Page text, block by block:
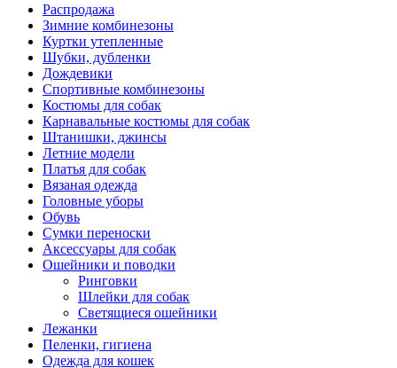
Распродажа
Зимние комбинезоны
Куртки утепленные
Шубки, дубленки
Дождевики
Спортивные комбинезоны
Костюмы для собак
Карнавальные костюмы для собак
Штанишки, джинсы
Летние модели
Платья для собак
Вязаная одежда
Головные уборы
Обувь
Сумки переноски
Аксессуары для собак
Ошейники и поводки
Ринговки
Шлейки для собак
Светящиеся ошейники
Лежанки
Пеленки, гигиена
Одежда для кошек